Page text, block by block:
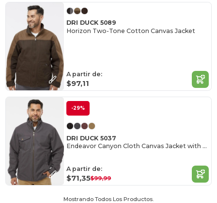
DRI DUCK 5089
Horizon Two-Tone Cotton Canvas Jacket
A partir de:
$97,11
-29%
DRI DUCK 5037
Endeavor Canyon Cloth Canvas Jacket with Sherpa Lining
A partir de:
$71,35$99,99
Mostrando Todos Los Productos.